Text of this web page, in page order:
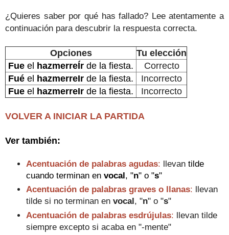
¿Quieres saber por qué has fallado? Lee atentamente a
continuación para descubrir la respuesta correcta.
Opciones
Tu elección
Fue el hazmerreÍr de la fiesta.
Correcto
Fué el hazmerreIr de la fiesta.
Incorrecto
Fue el hazmerreIr de la fiesta. Incorrecto
VOLVER A INICIAR LA PARTIDA
Ver también:
Acentuación de palabras agudas: llevan tilde
cuando terminan envocal , "n" o "s"
Acentuación de palabras graves o llanas: llevan
tilde si no terminan envocal , "n" o "s"
Acentuación de palabras esdrújulas: llevan tilde
siempre excepto si acaba en "-mente"